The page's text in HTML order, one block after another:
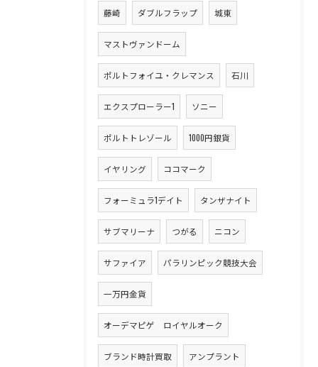
藤崎 ダブルフラップ 城東
マストヴァンドーム
ポルトフォイユ・クレマンス 石川
エクスプローラー1 ソニー
ポルトトレゾール 1000円銀貨
イヤリング ココマーク
フォーミュラ1デイト タンザナイト
サブマリーナ つがる ニコン
サファイア パラリンピック競技大会
一万円金貨
オーデマピゲ ロイヤルオーク
ブランド時計買取 アンプラント